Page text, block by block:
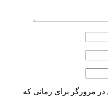
در مرورگر برای زمانی که